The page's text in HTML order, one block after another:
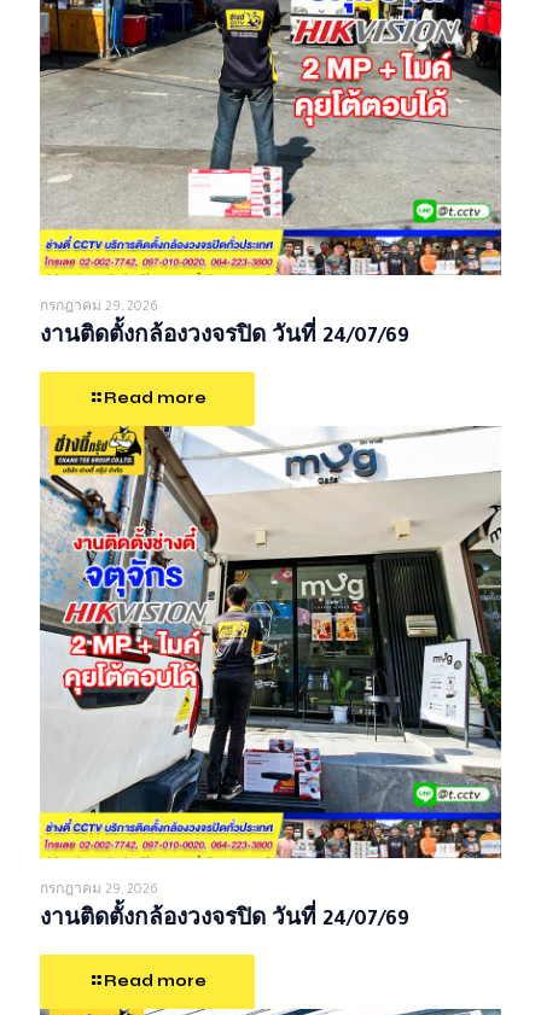
กรกฎาคม 29, 2026
งานติดตั้งกล้องวงจรปิด วันที่ 24/07/69
Read more
กรกฎาคม 29, 2026
งานติดตั้งกล้องวงจรปิด วันที่ 24/07/69
Read more